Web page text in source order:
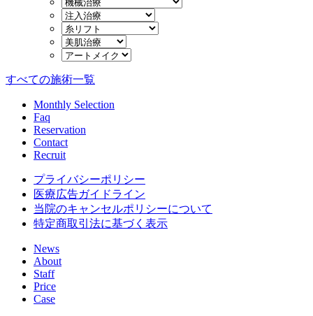
すべての施術一覧
Monthly Selection
Faq
Reservation
Contact
Recruit
プライバシーポリシー
医療広告ガイドライン
当院のキャンセルポリシーについて
特定商取引法に基づく表示
News
About
Staff
Price
Case